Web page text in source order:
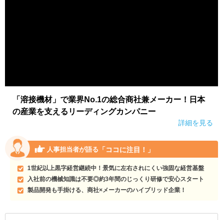
「溶接機材」で業界No.1の総合商社兼メーカー！日本
の産業を支えるリーディングカンパニー
詳細を見る
人事担当者が語る 「ココに注目！」
1世紀以上黒字経営継続中！景気に左右されにくい強固な経営基盤
入社前の機械知識は不要◎約3年間のじっくり研修で安心スタート
製品開発も手掛ける、商社×メーカーのハイブリッド企業！